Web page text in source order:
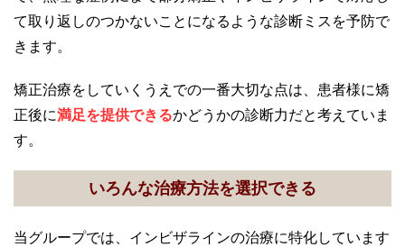
て取り返しのつかないことになるような診断ミスを予防で
きます。
矯正治療をしていくうえでの一番大切な点は、患者様に矯
正後に満足を提供できるかどうかの診断力だと考えていま
す。
いろんな治療方法を選択できる
当グループでは、インビザラインの治療に特化しています